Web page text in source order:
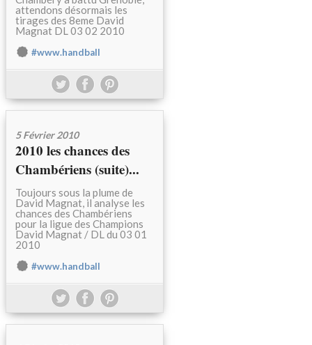
attendons désormais les
tirages des 8eme David
Magnat DL 03 02 2010
#www.handball
5 Février 2010
2010 les chances des
Chambériens (suite)...
Toujours sous la plume de
David Magnat, il analyse les
chances des Chambériens
pour la ligue des Champions
David Magnat / DL du 03 01
2010
#www.handball